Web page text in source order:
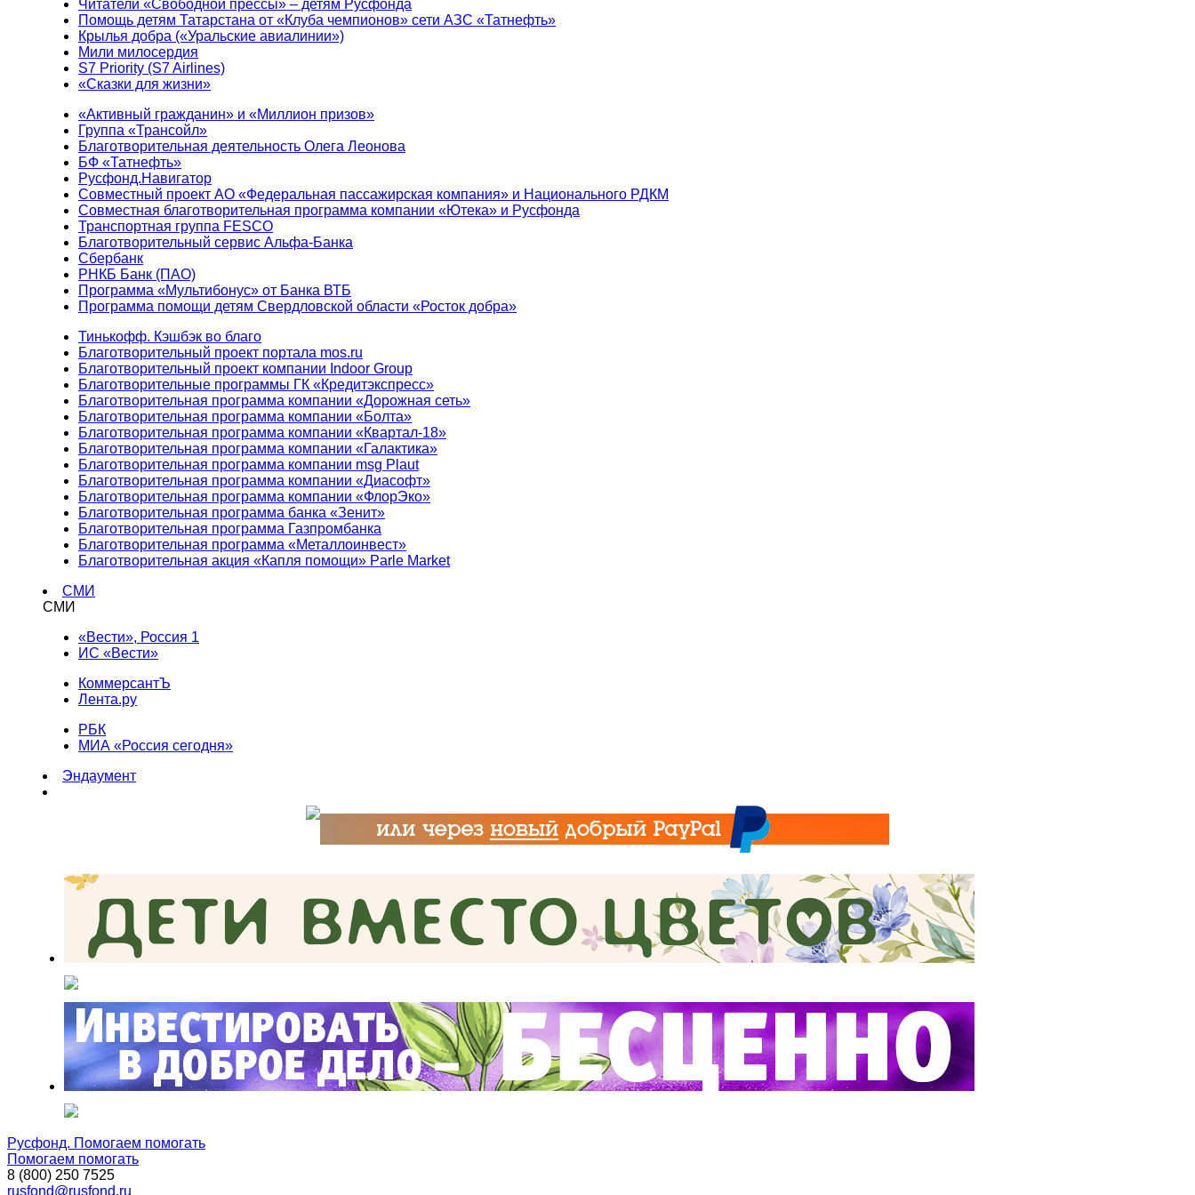
Читатели «Свободной прессы» – детям Русфонда
Помощь детям Татарстана от «Клуба чемпионов» сети АЗС «Татнефть»
Крылья добра («Уральские авиалинии»)
Мили милосердия
S7 Priority (S7 Airlines)
«Сказки для жизни»
«Активный гражданин» и «Миллион призов»
Группа «Трансойл»
Благотворительная деятельность Олега Леонова
БФ «Татнефть»
Русфонд.Навигатор
Совместный проект АО «Федеральная пассажирская компания» и Национального РДКМ
Совместная благотворительная программа компании «Ютека» и Русфонда
Транспортная группа FESCO
Благотворительный сервис Альфа-Банка
Сбербанк
РНКБ Банк (ПАО)
Программа «Мультибонус» от Банка ВТБ
Программа помощи детям Свердловской области «Росток добра»
Тинькофф. Кэшбэк во благо
Благотворительный проект портала mos.ru
Благотворительный проект компании Indoor Group
Благотворительные программы ГК «Кредитэкспресс»
Благотворительная программа компании «Дорожная сеть»
Благотворительная программа компании «Болта»
Благотворительная программа компании «Квартал-18»
Благотворительная программа компании «Галактика»
Благотворительная программа компании msg Plaut
Благотворительная программа компании «Диасофт»
Благотворительная программа компании «ФлорЭко»
Благотворительная программа банка «Зенит»
Благотворительная программа Газпромбанка
Благотворительная программа «Металлоинвест»
Благотворительная акция «Капля помощи» Parle Market
СМИ
СМИ
«Вести», Россия 1
ИС «Вести»
КоммерсантЪ
Лента.ру
РБК
МИА «Россия сегодня»
Эндаумент
Русфонд. Помогаем помогать
Помогаем помогать
8 (800) 250 7525
rusfond@rusfond.ru